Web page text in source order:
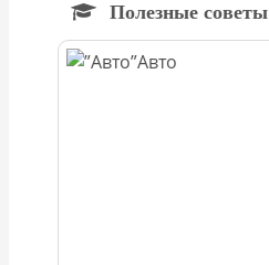
Полезные советы
Авто